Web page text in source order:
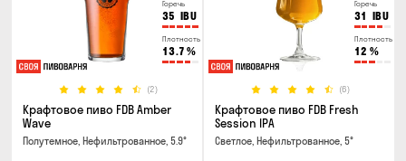
Горечь
35 IBU
Плотность
13.7 %
(2)
Крафтовое пиво FDB Amber
Wave
Полутемное, Нефильтрованное, 5.9°
Горечь
31 IBU
Плотность
12 %
(6)
Крафтовое пиво FDB Fresh
Session IPA
Светлое, Нефильтрованное, 5°